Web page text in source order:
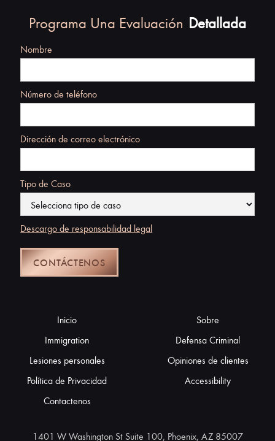
Programa Una Evaluación Detallada
Nombre
Número de teléfono
Dirección de correo electrónico
Tipo de Caso
Descargo de responsabilidad legal
Inicio
Sobre
Immigration
Defensa Criminal
Lesiones personales
Opiniones de clientes
Política de Privacidad
Accessibility
Contactenos
1401 W Washington St Suite 100, Phoenix, AZ 85007